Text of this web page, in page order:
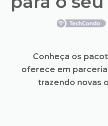
trazendo novas